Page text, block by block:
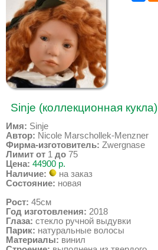
Sinje (коллекционная кукла)
Имя: Sinje
Автор: Nicole Marschollek-Menzner
Фирма-изготовитель: Zwergnase
Лимит от 1 до 75
Цена: 44900 р.
Наличие:
на заказ
Состояние: новая
Рост: 45см
Год изготовления: 2018
Глаза: стекло ручной выдувки
Парик: натуральные волосы
Материалы: винил